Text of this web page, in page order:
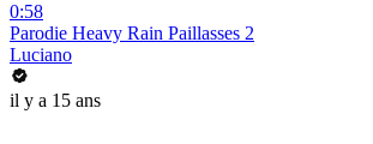
0:58
Parodie Heavy Rain Paillasses 2
Luciano
il y a 15 ans